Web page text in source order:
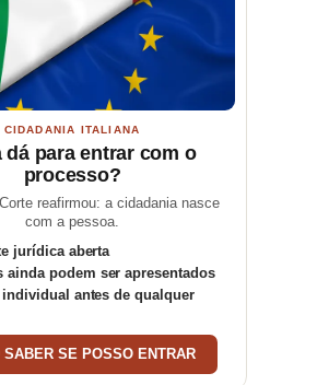
CIDADANIA ITALIANA
dá para entrar com o
processo?
reafirmou: a cidadania nasce
com a pessoa.
jurídica aberta
ainda podem ser apresentados
individual antes de qualquer
SABER SE POSSO ENTRAR